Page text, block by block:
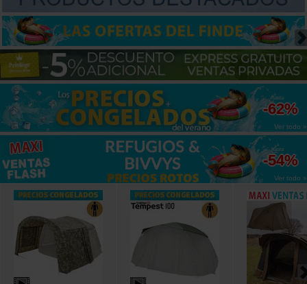
hasta
-62%
Ver todo »
hasta
-54%
Ver todo »